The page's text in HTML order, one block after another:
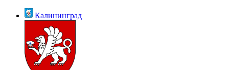
Калининград